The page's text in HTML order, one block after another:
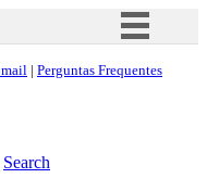
Simplifique!
à informação
| Perguntas Frequentes
Search